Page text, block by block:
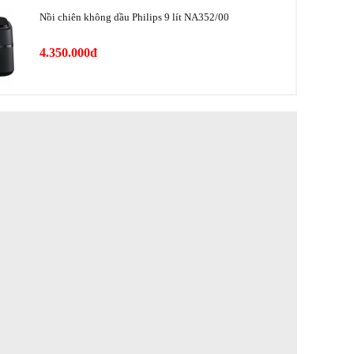
1 tốc độ
80 cm
Nồi chiên không dầu Philips 9 lít NA352/00
4.350.000đ